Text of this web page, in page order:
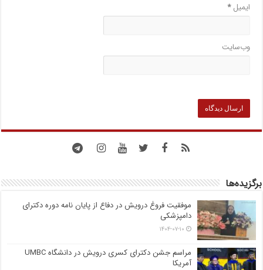
ایمیل*
وب‌سایت
برگزیده‌ها
موفقیت فروغ درویش در دفاع از پایان نامه دوره دکترای
دامپزشکی
۱۴۰۴-۰۷-۱۰
مراسم جشن دکترای کسری درویش در دانشگاه UMBC
آمریکا